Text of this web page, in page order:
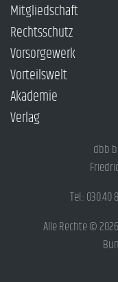
Mitgliedschaft
Rechtsschutz
Vorsorgewerk
Vorteilswelt
Akademie
Verlag
dbb
Tel.: 030.40
Alle Rechte ©